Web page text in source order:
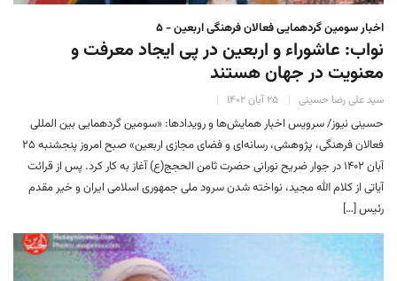
اخبار سومین گردهمایی فعالان فرهنگی اربعین - ۵
نواب: عاشوراء و اربعین در پی ایجاد معرفت و
معنویت در جهان هستند
سید علی رضا حسینی ۲۵ آبان ۱۴۰۲
حسینی نیوز/ سرویس اخبار همایش‌ها و رویدادها: «سومین گردهمایی بین المللی
فعالان فرهنگی، پژوهشی، رسانه‌ای و فضای مجازی اربعین» صبح امروز پنجشنبه ۲۵
آبان ۱۴۰۲ در جوار ضریح نورانی حضرت ثامن الحجج(ع) آغاز به کار کرد. پس از قرائت
آیاتی از کلام الله مجید، نواخته شدن سرود ملی جمهوری اسلامی ایران و خیر مقدم
رئیس […]